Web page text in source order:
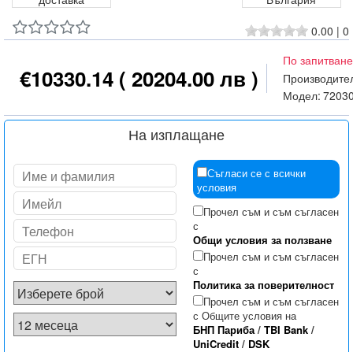
0.00 | 0
€10330.14 ( 20204.00 лв )
По запитване
Модел:
На изплащане
Съгласи се с всички
условия
Прочел съм и съм съгласен
с
Общи условия за ползване
Прочел съм и съм съгласен
с
Политика за поверителност
Прочел съм и съм съгласен
с Общите условия на
БНП Париба/ TBI Bank/
UniCredit/ DSK